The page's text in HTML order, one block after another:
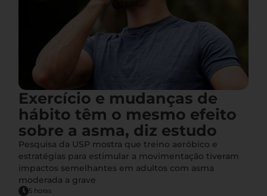
Exercício e mudanças de
hábito têm o mesmo efeito
sobre a asma, diz estudo
Pesquisa da USP mostra que treino aeróbico e
estratégias para estimular a movimentação tiveram
impactos semelhantes em adultos com asma
moderada a grave
5 horas